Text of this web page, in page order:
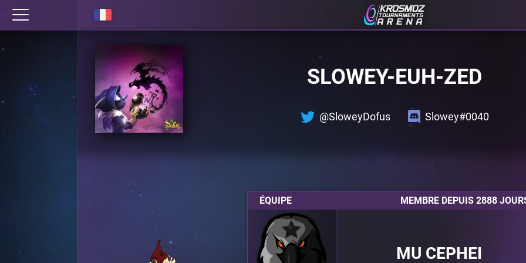
SLOWEY-EUH-ZED
@SloweyDofus Slowey#0040
ÉQUIPE MEMBRE DEPUIS 2888
MU CEPHEI